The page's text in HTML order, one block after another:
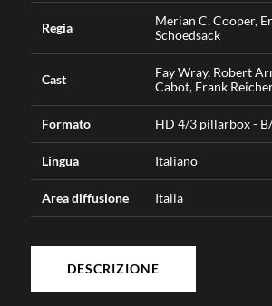
Regia
Merian C. Cooper,
Schoedsack
Cast
Fay Wray, Robert
Cabot, Frank
Formato HD 4/3 pillarbox -
Lingua Italiano
Area diffusione Italia
DESCRIZIONE